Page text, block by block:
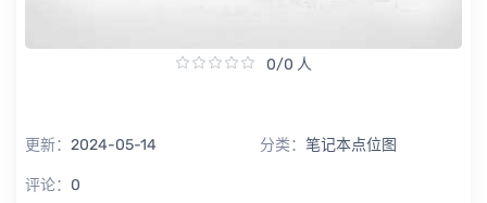
0/0 人
更新： 2024-05-14 分类： 笔记本点位图
评论： 0